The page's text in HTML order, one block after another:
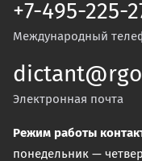
+7-495-225-
Международный
Электронная почта
Режим работы
понедельник —